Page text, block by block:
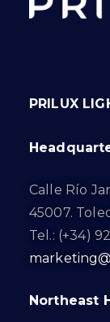
PRILUX
Calle Río
45007.
Tel.: (+34)
Northeast